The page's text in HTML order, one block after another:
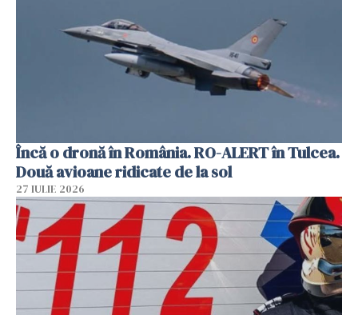
Încă o dronă în România. RO-ALERT în Tulcea.
Două avioane ridicate de la sol
27 IULIE 2026